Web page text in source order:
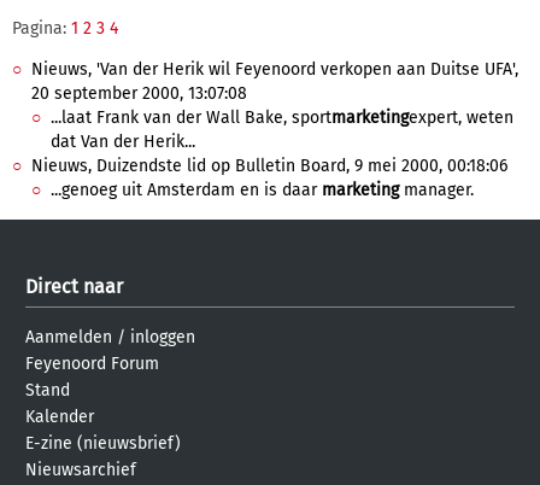
Pagina: 1 2 3 4
Nieuws, 'Van der Herik wil Feyenoord verkopen aan Duitse UFA',
20 september 2000, 13:07:08
...laat Frank van der Wall Bake, sportmarketingexpert, weten
dat Van der Herik...
Nieuws, Duizendste lid op Bulletin Board, 9 mei 2000, 00:18:06
...genoeg uit Amsterdam en is daar marketingmanager.
Direct naar
Aanmelden / inloggen
Feyenoord Forum
Stand
Kalender
E-zine (nieuwsbrief)
Nieuwsarchief